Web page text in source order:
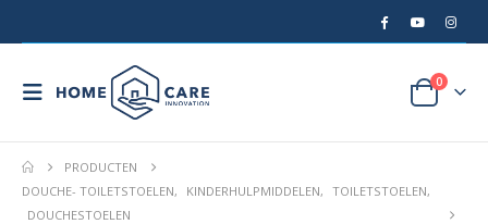
0
PRODUCTEN
DOUCHE- TOILETSTOELEN, KINDERHULPMIDDELEN, TOILETSTOELEN,
DOUCHESTOELEN